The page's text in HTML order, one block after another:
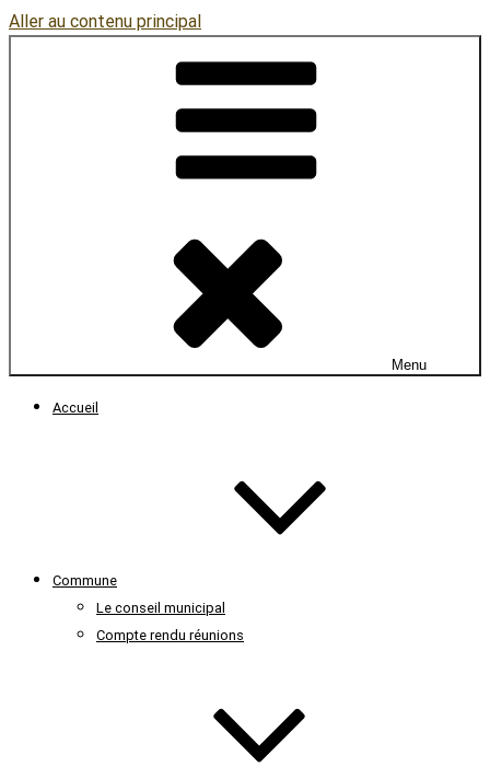
Aller au contenu principal
Menu
Accueil
Commune
Le conseil municipal
Compte rendu réunions